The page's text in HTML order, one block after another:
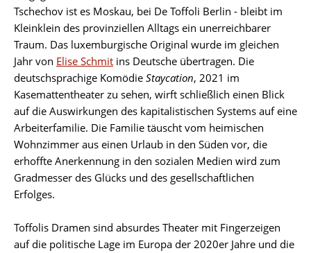
Tschechov ist es Moskau, bei De Toffoli Berlin - bleibt im
Kleinklein des provinziellen Alltags ein unerreichbarer
Traum. Das luxemburgische Original wurde im gleichen
Jahr von Elise Schmit ins Deutsche übertragen. Die
deutschsprachige Komödie Staycation, 2021 im
Kasemattentheater zu sehen, wirft schließlich einen Blick
auf die Auswirkungen des kapitalistischen Systems auf eine
Arbeiterfamilie. Die Familie täuscht vom heimischen
Wohnzimmer aus einen Urlaub in den Süden vor, die
erhoffte Anerkennung in den sozialen Medien wird zum
Gradmesser des Glücks und des gesellschaftlichen
Erfolges.
Toffolis Dramen sind absurdes Theater mit Fingerzeigen
auf die politische Lage im Europa der 2020er Jahre und die